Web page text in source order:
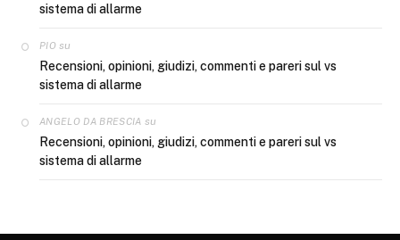
sistema di allarme
PIO su
Recensioni, opinioni, giudizi, commenti e pareri sul vs
sistema di allarme
ANGELO DA BRESCIA su
Recensioni, opinioni, giudizi, commenti e pareri sul vs
sistema di allarme